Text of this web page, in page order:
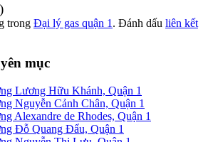
trong Đại lý gas quận 1 . Đánh dấu liên kết
mục
Lương Hữu Khánh, Quận 1
Nguyễn Cảnh Chân, Quận 1
Alexandre de Rhodes, Quận 1
Đỗ Quang Đẩu, Quận 1